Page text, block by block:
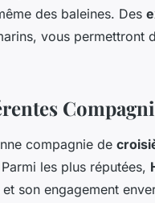
des baleines. Des
vous permettront
compagnie de
les plus réputées,
son engagement